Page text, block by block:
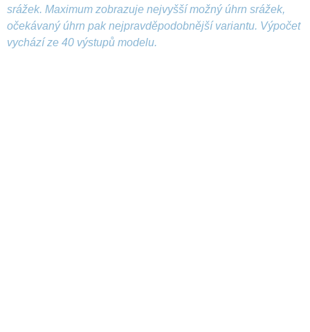
srážek. Maximum zobrazuje nejvyšší možný úhrn srážek,
očekávaný úhrn pak nejpravděpodobnější variantu. Výpočet
vychází ze 40 výstupů modelu.